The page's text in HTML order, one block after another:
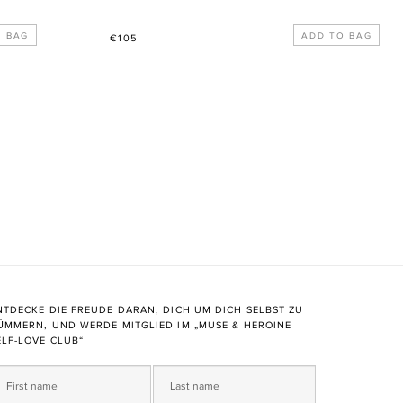
Normaler
€105
DIE FREUDE DARAN, DICH UM DICH SELBST ZU
UND WERDE MITGLIED IM „MUSE & HEROINE
LOVE CLUB“